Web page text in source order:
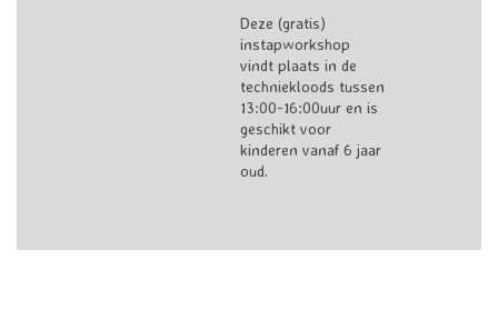
Deze (gratis)
instapworkshop
vindt plaats in de
techniekloods tussen
13:00-16:00uur en is
geschikt voor
kinderen vanaf 6 jaar
oud.